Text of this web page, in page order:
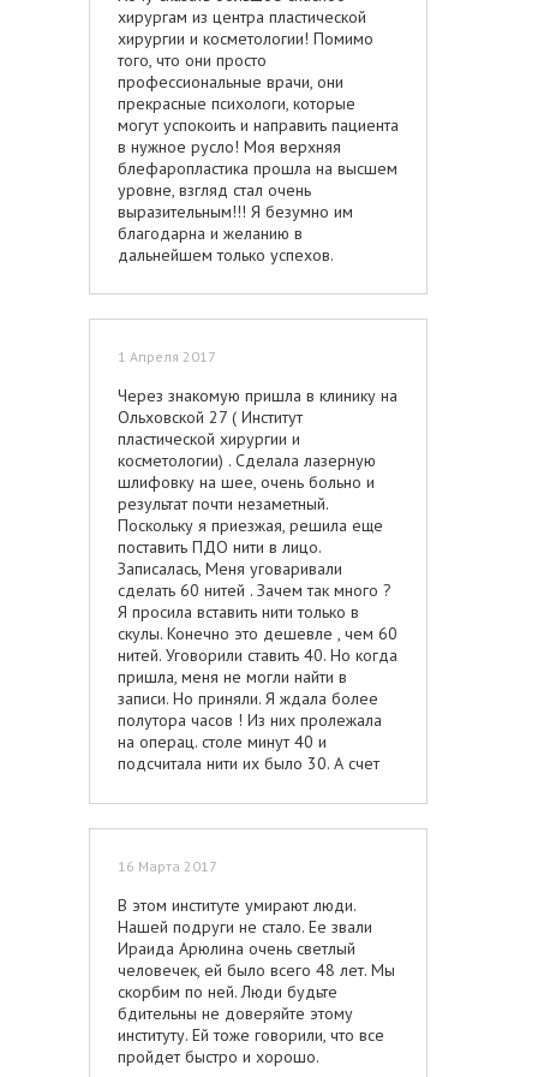
от и до. А здесь постоянная беготня
между разными пациентами, чтобы
как можно больше человек принять и
больше заработать. На одно и то же
время приходит не один человек, а
4—5. В итоге я провела в клинике
больше двух часов, хотя мной
занимались минут 15. К тому же врач
работает очень невнимательно и
неаккуратно, все время торопится.
Перед удалением протерла мне
родинки сухим ватным диском, т.е.
Удалять было жутко больно. В другой
клинике удаляла совершенно
анестезии экономят, а укол только
удивлюсь. Одна родинка, которую я
не планировала удалять, вызвала у
врача подозрение, она вызвала в
кабинет онколога. Пришел молодой
человек в спортивном костюме,
секунд 5 рассматривал эту родинку,
сказал что с меня 1000 рублей и
рассчитаться нужно на месте.
Положил в карман деньги и ушел. И
снова никаких записей и заключения!
хирургам из центра пластической
хирургии и косметологии! Помимо
того, что они просто
профессиональные врачи, они
прекрасные психологи, которые
могут успокоить и направить пациента
в нужное русло! Моя верхняя
блефаропластика прошла на высшем
уровне, взгляд стал очень
выразительным!!! Я безумно им
благодарна и желанию в
дальнейшем только успехов.
1 Апреля 2017
Через знакомую пришла в клинику на
Ольховской 27 ( Институт
пластической хирургии и
косметологии) . Сделала лазерную
шлифовку на шее, очень больно и
результат почти незаметный.
Поскольку я приезжая, решила еще
поставить ПДО нити в лицо.
Записалась, Меня уговаривали
сделать 60 нитей . Зачем так много ?
Я просила вставить нити только в
скулы. Конечно это дешевле , чем 60
нитей. Уговорили ставить 40. Но когда
пришла, меня не могли найти в
записи. Но приняли. Я ждала более
полутора часов ! Из них пролежала
на операц. столе минут 40 и
подсчитала нити их было 30. А счет
с клиникой. Остался очень
неприятный осадок! Да и сделали не
надо было поднять лицо укрепив и
без морщин, но квадратное с
укрепленными и уходящими под
подбородок "брылями" В следующий
раз буду искать другую клинику и не
поддаваться на уговоры врачей!
16 Марта 2017
В этом институте умирают люди.
Нашей подруги не стало. Ее звали
Ираида Арюлина очень светлый
человечек, ей было всего 48 лет. Мы
скорбим по ней. Люди будьте
бдительны не доверяйте этому
институту. Ей тоже говорили, что все
пройдет быстро и хорошо.